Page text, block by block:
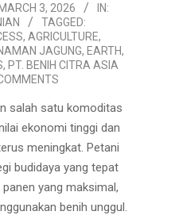
MARCH 3, 2026
IN:
TAGGED:
, AGRICULTURE,
JAGUNG, EARTH,
, PT. BENIH CITRA ASIA
salah satu komoditas
ekonomi tinggi dan
meningkat. Petani
budidaya yang tepat
yang maksimal,
benih unggul.